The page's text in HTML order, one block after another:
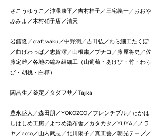
さこうゆうこ／沖澤康平／吉村桂子／三宅義一／おおや
ぶみよ／木村硝子店／清天
岩舘隆／craft waku／中野潤／吉田弘／わら細工たくぼ
／曲げわっぱ／志賀潔／山根粛／ブナコ／藤原将史／佐
藤定雄／各地の編み組細工（山葡萄・あけび・竹・わら
び・胡桃・白樺）
関昌生／釜定／タダフサ／Tajika
豊永盛人／森田朋／YOKOZCO／フレンチブル／たかは
しはしめ工房／よつめ染布舎／カタカタ／YUYA／ノラ
ヤ／acco／山内武志／北川陽子／真工藝／朝光テープ／